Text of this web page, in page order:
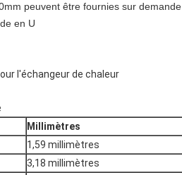
peuvent être fournies sur demande
en U
l'échangeur de chaleur
Millimètres
1,59 millimètres
3,18 millimètres